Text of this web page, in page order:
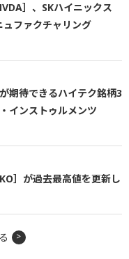
］、SKハイニックス
ュファクチャリング
期待できるハイテク銘柄3
インストゥルメンツ
］が過去最高値を更新し